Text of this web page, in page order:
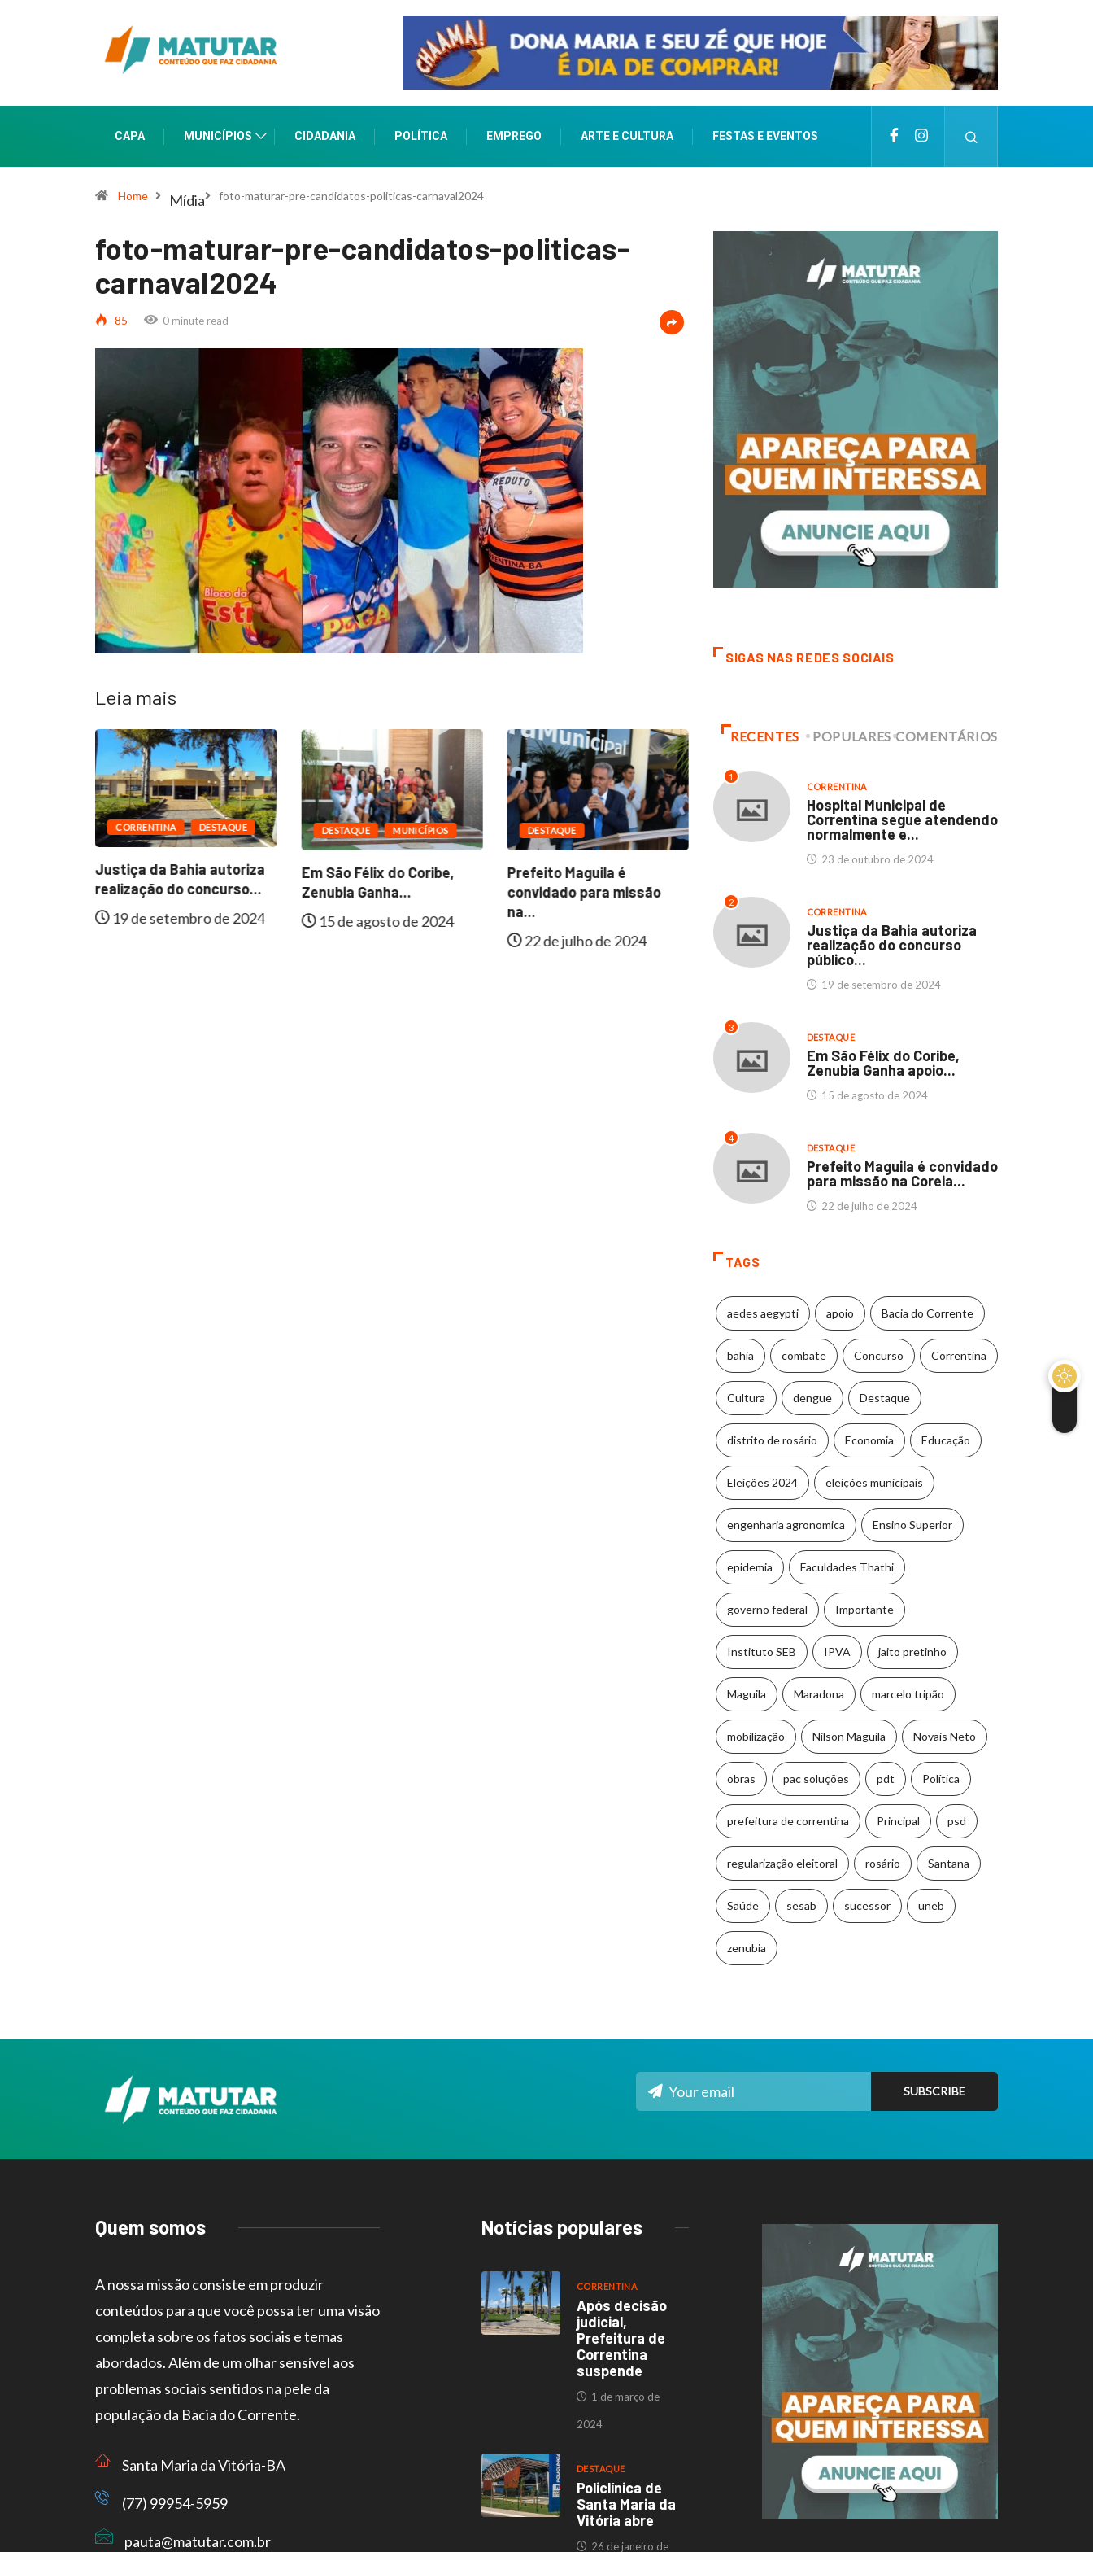
CAPA MUNICÍPIOS CIDADANIA POLÍTICA EMPREGO ARTE E CULTURA FESTAS E EVENTOS
Home Mídia foto-maturar-pre-candidatos-politicas-carnaval2024
foto-maturar-pre-candidatos-politicas-
carnaval2024
85 0 minute read
Leia mais
CORRENTINA DESTAQUE
Justiça da Bahia autoriza
realização do concurso...
19 de setembro de 2024
DESTAQUE MUNICÍPIOS
Em São Félix do Coribe,
Zenubia Ganha...
15 de agosto de 2024
DESTAQUE
Prefeito Maguila é
convidado para missão
na...
22 de julho de 2024
CORRENTINA
Instituto SEB: Um marco...
11 de abril de 2024
atendendo
23 de outubro de 2024
SIGAS NAS REDES SOCIAIS
RECENTES POPULARES COMENTÁRIOS
1
CORRENTINA
Hospital Municipal de
Correntina segue atendendo
normalmente e...
23 de outubro de 2024
2
CORRENTINA
Justiça da Bahia autoriza
realização do concurso
público...
19 de setembro de 2024
3
DESTAQUE
Em São Félix do Coribe,
Zenubia Ganha apoio...
15 de agosto de 2024
4
DESTAQUE
Prefeito Maguila é convidado
para missão na Coreia...
22 de julho de 2024
TAGS
aedes aegypti apoio Bacia do Corrente
bahia combate Concurso Correntina
Cultura dengue Destaque
distrito de rosário Economia Educação
Eleições 2024 eleições municipais
engenharia agronomica Ensino Superior
epidemia Faculdades Thathi
governo federal Importante
Instituto SEB IPVA jaito pretinho
Maguila Maradona marcelo tripão
mobilização Nilson Maguila Novais Neto
obras pac soluções pdt Política
prefeitura de correntina Principal psd
regularização eleitoral rosário Santana
Saúde sesab sucessor uneb
zenubia
Quem somos
A nossa missão consiste em produzir
conteúdos para que você possa ter uma visão
completa sobre os fatos sociais e temas
abordados. Além de um olhar sensível aos
problemas sociais sentidos na pele da
população da Bacia do Corrente.
Santa Maria da Vitória-BA
(77) 99954-5959
pauta@matutar.com.br
Notícias populares
CORRENTINA
Após decisão
judicial,
Prefeitura de
Correntina
suspende
1 de março de
2024
DESTAQUE
Policlínica de
Santa Maria da
Vitória abre
26 de janeiro de